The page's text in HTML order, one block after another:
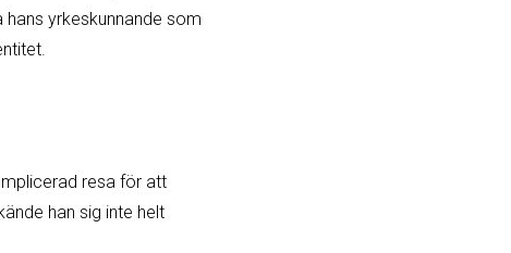
yrkeskunnande som
resa för att
han sig inte helt